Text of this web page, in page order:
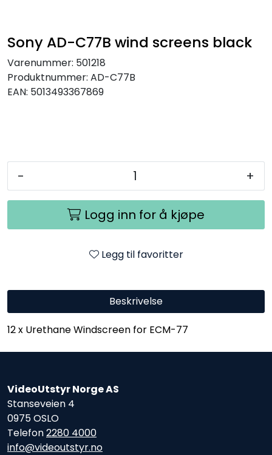
Sony AD-C77B wind screens black
Varenummer: 501218
Produktnummer: AD-C77B
EAN: 5013493367869
- +
Logg inn for å kjøpe
Legg til favoritter
Beskrivelse
12 x Urethane Windscreen for ECM-77
VideoUtstyr Norge AS
Stanseveien 4
0975 OSLO
Telefon2280 4000
info@videoutstyr.no